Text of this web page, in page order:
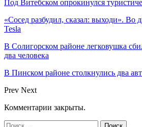
Под Витебском опрокинулся
«Сосед разбудил, сказал: выходи». Во
Tesla
В Солигорском районе легковушка
два человека
В Пинском районе столкнулись два
Prev Next
Комментарии закрыты.